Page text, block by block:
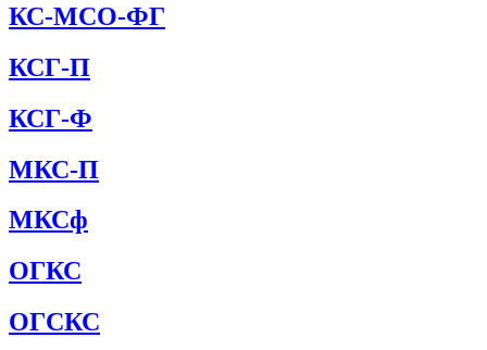
КС-МСО-ФГ
КСГ-П
КСГ-Ф
МКС-П
МКСф
ОГКС
ОГСКС